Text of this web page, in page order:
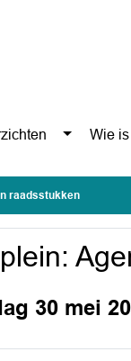
Wie
raadsstukken
30 mei